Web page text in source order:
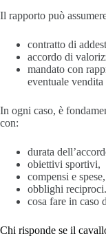
Il rapporto può
contratto di
accordo di
mandato con
eventuale vendita
In ogni caso, è
con:
durata
obiettivi sportivi,
compensi e spese,
obblighi reciproci.
cosa fare in caso
Chi risponde se il